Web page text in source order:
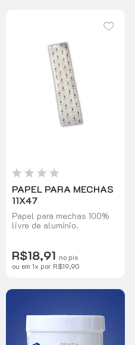
saudáveis, recuperando
emoliência e sedosidade
com um brilho intenso.
PAPEL PARA MECHAS
11X47
Papel para mechas 100%
livre de alumínio.
R$18,91 no pix
ou em1x por R$19,90